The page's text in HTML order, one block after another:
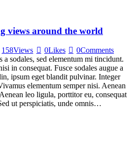
views around the world
158Views 0Likes 0Comments
a sodales, sed elementum mi tincidunt.
in consequat. Fusce sodales augue a
ipsum eget blandit pulvinar. Integer
elementum semper nisi. Aenean
leo ligula, porttitor eu, consequat
ut perspiciatis, unde omnis…